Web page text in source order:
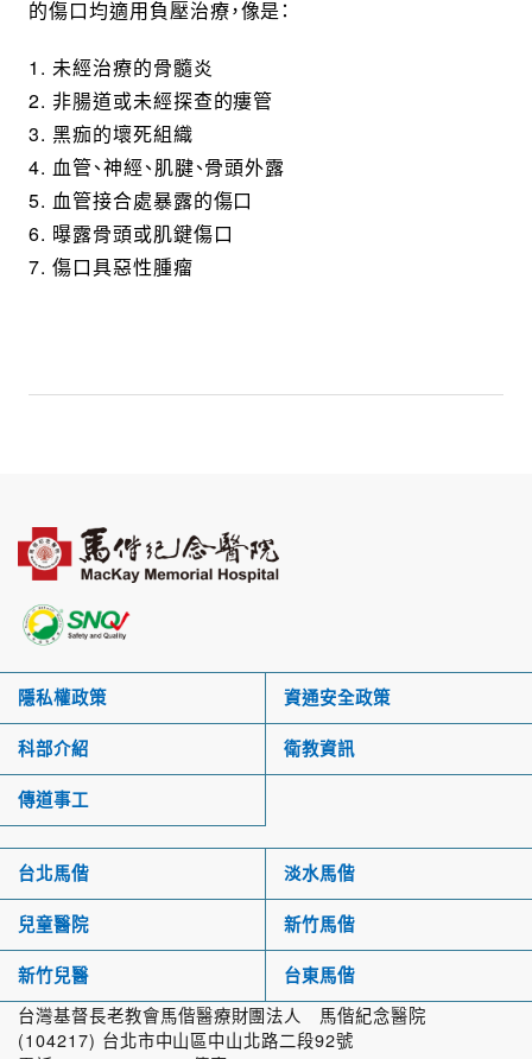
的傷口均適用負壓治療，像是：
1. 未經治療的骨髓炎
2. 非腸道或未經探查的瘻管
3. 黑痂的壞死組織
4. 血管、神經、肌腱、骨頭外露
5. 血管接合處暴露的傷口
6. 曝露骨頭或肌鍵傷口
7. 傷口具惡性腫瘤
隱私權政策 資通安全政策
科部介紹 衛教資訊
傳道事工
台北馬偕 淡水馬偕
兒童醫院 新竹馬偕
新竹兒醫 台東馬偕
台灣基督長老教會馬偕醫療財團法人 馬偕紀念醫院
(104217) 台北市中山區中山北路二段92號